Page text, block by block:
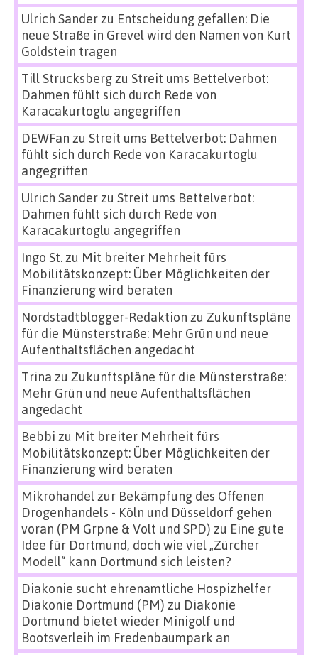
Ulrich Sanderzu Entscheidung gefallen: Die
neue Straße in Grevel wird den Namen von Kurt
Goldstein tragen
Till Strucksbergzu Streit ums Bettelverbot:
Dahmen fühlt sich durch Rede von
Karacakurtoglu angegriffen
DEWFan zu Streit ums Bettelverbot: Dahmen
fühlt sich durch Rede von Karacakurtoglu
angegriffen
Ulrich Sanderzu Streit ums Bettelverbot:
Dahmen fühlt sich durch Rede von
Karacakurtoglu angegriffen
Ingo St.zu Mit breiter Mehrheit fürs
Mobilitätskonzept: Über Möglichkeiten der
Finanzierung wird beraten
Nordstadtblogger-Redaktion zu Zukunftspläne
für die Münsterstraße: Mehr Grün und neue
Aufenthaltsflächen angedacht
Trina zu Zukunftspläne für die Münsterstraße:
Mehr Grün und neue Aufenthaltsflächen
angedacht
Bebbi zu Mit breiter Mehrheit fürs
Mobilitätskonzept: Über Möglichkeiten der
Finanzierung wird beraten
Mikrohandel zur Bekämpfung des Offenen
Drogenhandels - Köln und Düsseldorf gehen
voran (PM Grpne & Volt und SPD) zu Eine gute
Idee für Dortmund, doch wie viel „Zürcher
Modell“ kann Dortmund sich leisten?
Diakonie sucht ehrenamtliche Hospizhelfer
Diakonie Dortmund (PM) zu Diakonie
Dortmund bietet wieder Minigolf und
Bootsverleih im Fredenbaumpark an